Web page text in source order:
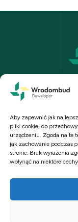
Aby zapewnić jak
pliki cookie, do
urządzeniu. Zgoda na te
jak zachowanie podczas
stronie. Brak wyrażenia
wpłynąć na niektóre
ul.
Wizualizacje, animacje,